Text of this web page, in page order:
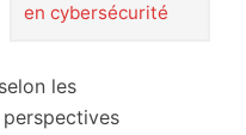
en cybersécurité
les